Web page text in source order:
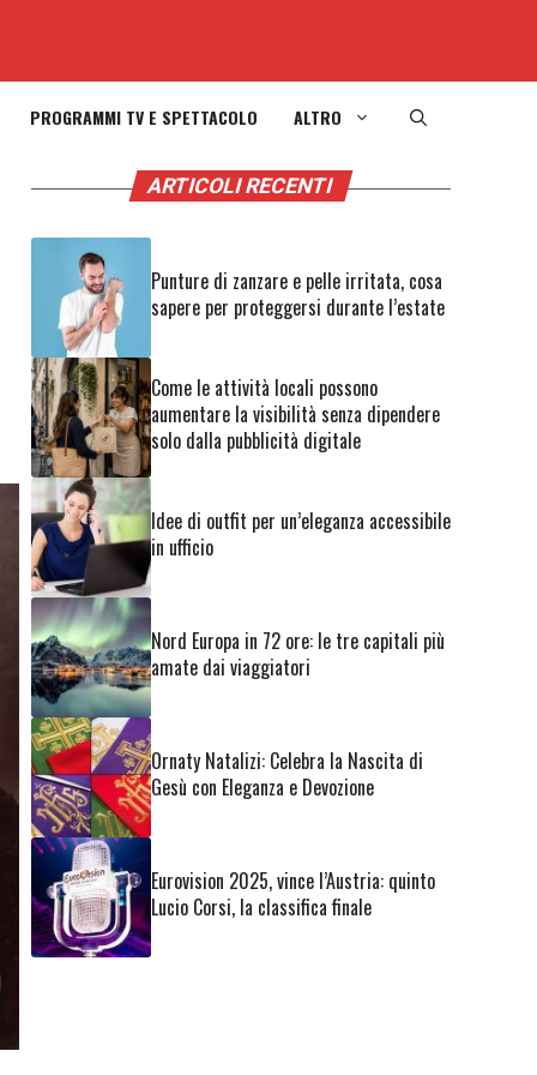
PROGRAMMI TV E SPETTACOLO ALTRO
ARTICOLI RECENTI
Punture di zanzare e pelle irritata, cosa
sapere per proteggersi durante l’estate
Come le attività locali possono
aumentare la visibilità senza dipendere
solo dalla pubblicità digitale
Idee di outfit per un’eleganza accessibile
in ufficio
Nord Europa in 72 ore: le tre capitali più
amate dai viaggiatori
Ornaty Natalizi: Celebra la Nascita di
Gesù con Eleganza e Devozione
Eurovision 2025, vince l’Austria: quinto
Lucio Corsi, la classifica finale